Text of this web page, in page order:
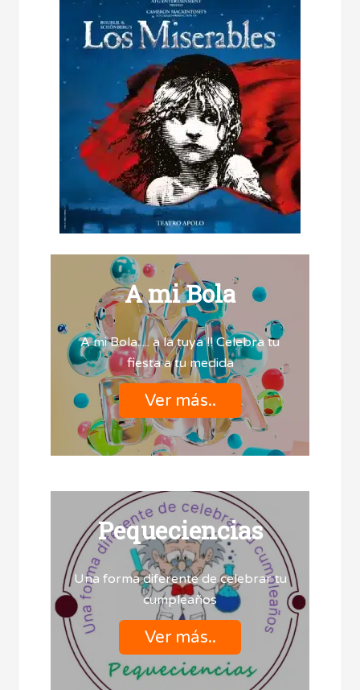
A mi Bola
A mi Bola..... a la tuya !! Celebra tu
fiesta a tu medida
Ver más..
Pequeciencias
Una forma diferente de celebrar tu
cumpleaños
Ver más..